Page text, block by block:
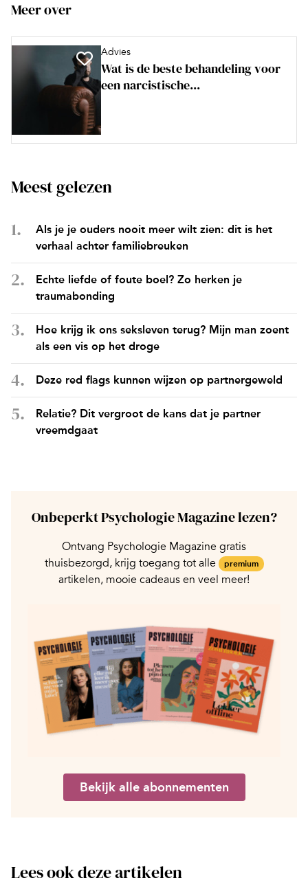
Meer over
Advies
Wat is de beste behandeling voor
een narcistische...
Meest gelezen
Als je je ouders nooit meer wilt zien: dit is het
verhaal achter familiebreuken
Echte liefde of foute boel? Zo herken je
traumabonding
Hoe krijg ik ons seksleven terug? Mijn man zoent
als een vis op het droge
Deze red flags kunnen wijzen op partnergeweld
Relatie? Dit vergroot de kans dat je partner
vreemdgaat
Onbeperkt Psychologie Magazine lezen?
Ontvang Psychologie Magazine gratis
thuisbezorgd, krijg toegang tot alle
premium
artikelen, mooie cadeaus en veel meer!
Bekijk alle abonnementen
Lees ook deze artikelen